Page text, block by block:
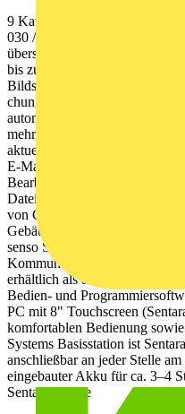
9 Kaufel ›› www.kaufel.de ››
030 / 70 17 33 - 300 JETZT
übersichtliche, komfortable
bis zu 32 zentralen
Bildschirm Kostenersparnis
chung, vereinfachte
automatische Dokumentation
mehreren Bedien- plätzen
aktuellen Zu- ständen, mit
E-Mail-/SMS-
Bearbeitung und Quittierung
Dateiexportmöglichkeiten
von Gebäude- grundrissen
Gebäude-
senso Sentara Software
Kommunika- tionseinheit
erhältlich als Software-Version
Bedien- und
PC mit 8" Touchscreen
komfortablen Bedienung
Systems Basisstation ist
anschließbar an jeder Stelle
eingebauter Akku für ca. 3–4
Sentara mobile